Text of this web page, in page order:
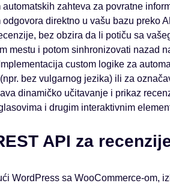
automatskih zahteva za povratne
direktno u vašu bazu preko
bez obzira da li potiču sa
mestu i potom sinhronizovati nazad
Implementacija custom logike za
bez vulgarnog jezika) ili za
dinamičko učitavanje i prikaz
i drugim interaktivnim
API za
WordPress sa WooCommerce-om,